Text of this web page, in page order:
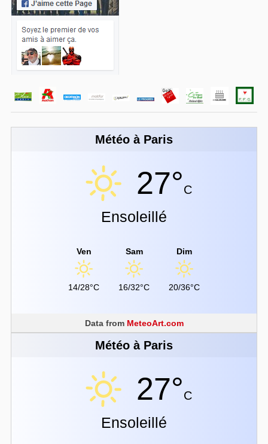
Météo à Paris
27°C
Ensoleillé
Ven
14/28°C
Sam
16/32°C
Dim
20/36°C
Data from MeteoArt.com
Météo à Paris
27°C
Ensoleillé